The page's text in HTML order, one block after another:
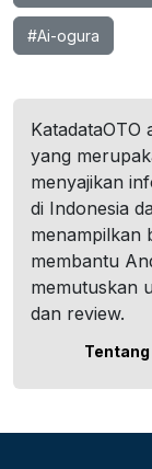
#Ai-ogura
yang
menyajikan
di Indonesia
menampilkan
membantu
memutuskan
dan review.